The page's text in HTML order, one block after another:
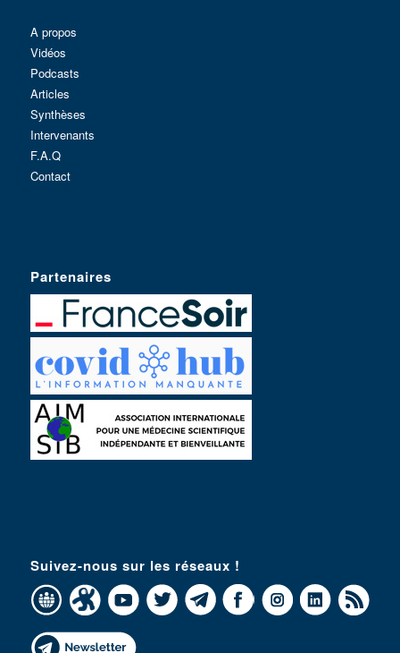
A propos
Vidéos
Podcasts
Articles
Synthèses
Intervenants
F.A.Q
Contact
Partenaires
Suivez-nous sur les réseaux !